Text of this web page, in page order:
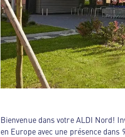
Bienvenue dans votre ALDI Nord!
en Europe avec une présence dans